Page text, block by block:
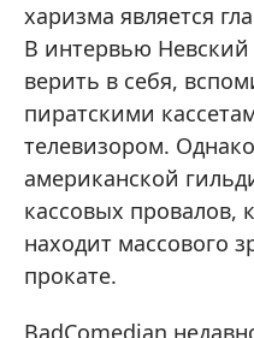
харизма является
В интервью
верить в себя,
пиратскими
телевизором.
американской
кассовых провалов,
находит массового
прокате.
BadComedian